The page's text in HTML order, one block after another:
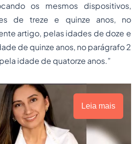
os mesmos dispositivos,
de treze e quinze anos, no
artigo, pelas idades de doze e
de quinze anos, no parágrafo 2
idade de quatorze anos.”
Leia mais